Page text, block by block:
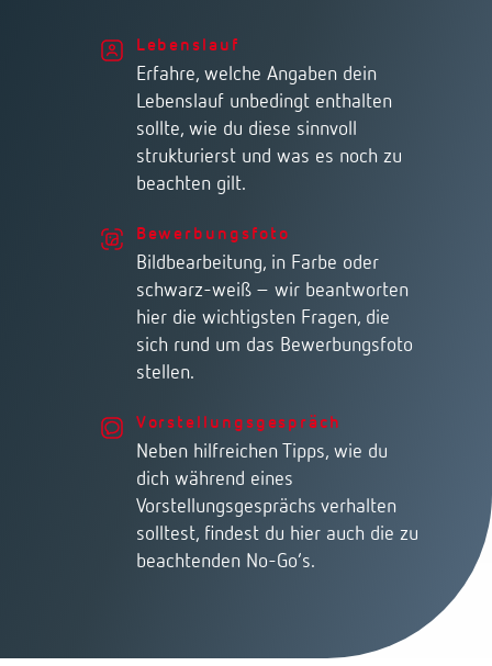
Lebenslauf
Erfahre, welche Angaben dein
Lebenslauf unbedingt enthalten
sollte, wie du diese sinnvoll
strukturierst und was es noch zu
beachten gilt.
Bewerbungsfoto
Bildbearbeitung, in Farbe oder
schwarz-weiß – wir beantworten
hier die wichtigsten Fragen, die
sich rund um das Bewerbungsfoto
stellen.
Vorstellungsgespräch
Neben hilfreichen Tipps, wie du
dich während eines
Vorstellungsgesprächs verhalten
solltest, findest du hier auch die zu
beachtenden No-Go’s.